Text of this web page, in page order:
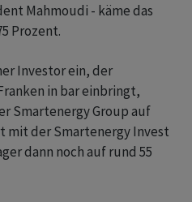
Mahmoudi - käme das
Prozent.
Investor ein, der
in bar einbringt,
Smartenergy Group auf
mit der Smartenergy Invest
dann noch auf rund 55